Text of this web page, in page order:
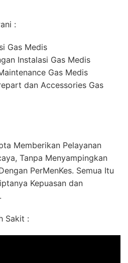
:
Gas Medis
Instalasi Gas Medis
Gas Medis
dan Accessories Gas
Memberikan Pelayanan
Tanpa Menyampingkan
PerMenKes. Semua Itu
Kepuasan dan
Sakit :